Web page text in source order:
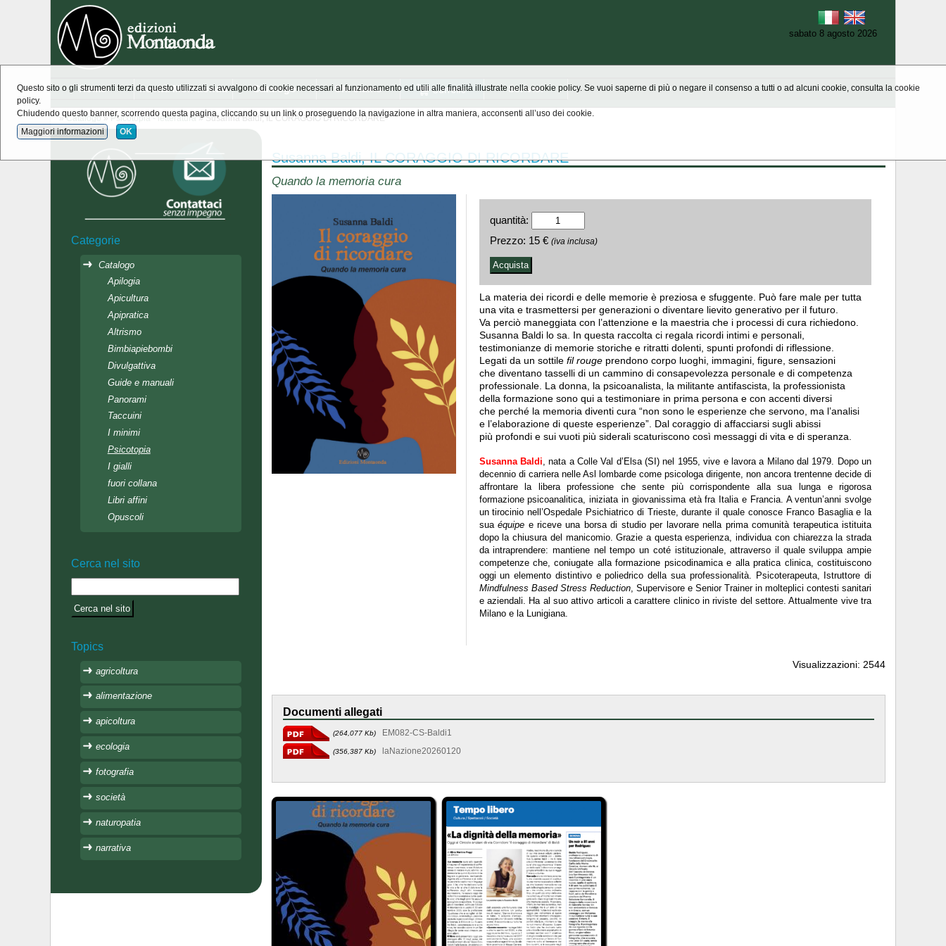
sabato 8 agosto 2026
Home novità Montaonda Catalogo Chi siamo Scrivici
»Catalogo »Psicotopia - letteratura » Susanna Baldi, IL CORAGGIO DI RICORDARE
Susanna Baldi, IL CORAGGIO DI RICORDARE
Quando la memoria cura
quantità:
Prezzo: 15 € (iva inclusa)
La materia dei ricordi e delle memorie è preziosa e sfuggente. Può fare male per tutta
una vita e trasmettersi per generazioni o diventare lievito generativo per il futuro.
Va perciò maneggiata con l’attenzione e la maestria che i processi di cura richiedono.
Susanna Baldi lo sa. In questa raccolta ci regala ricordi intimi e personali,
testimonianze di memorie storiche e ritratti dolenti, spunti profondi di riflessione.
Legati da un sottile fil rougeprendono corpo luoghi, immagini, figure, sensazioni
che diventano tasselli di un cammino di consapevolezza personale e di competenza
professionale. La donna, la psicoanalista, la militante antifascista, la professionista
della formazione sono qui a testimoniare in prima persona e con accenti diversi
che perché la memoria diventi cura “non sono le esperienze che servono, ma l’analisi
e l’elaborazione di queste esperienze”. Dal coraggio di affacciarsi sugli abissi
più profondi e sui vuoti più siderali scaturiscono così messaggi di vita e di speranza.
Susanna Baldi , nata a Colle Val d’Elsa (SI) nel 1955, vive e lavora a Milano dal 1979. Dopo un
decennio di carriera nelle Asl lombarde come psicologa dirigente, non ancora trentenne decide di
affrontare la libera professione che sente più corrispondente alla sua lunga e rigorosa
formazione psicoanalitica, iniziata in giovanissima età fra Italia e Francia. A ventun’anni svolge
un tirocinio nell’Ospedale Psichiatrico di Trieste, durante il quale conosce Franco Basaglia e la
suaéquipe e riceve una borsa di studio per lavorare nella prima comunità terapeutica istituita
dopo la chiusura del manicomio. Grazie a questa esperienza, individua con chiarezza la strada
da intraprendere: mantiene nel tempo un coté istituzionale, attraverso il quale sviluppa ampie
competenze che, coniugate alla formazione psicodinamica e alla pratica clinica, costituiscono
oggi un elemento distintivo e poliedrico della sua professionalità. Psicoterapeuta, Istruttore di
Mindfulness Based Stress Reduction, Supervisore e Senior Trainer in molteplici contesti sanitari
e aziendali. Ha al suo attivo articoli a carattere clinico in riviste del settore. Attualmente vive tra
Milano e la Lunigiana.
Visualizzazioni: 2544
Documenti allegati
(264,077 Kb) EM082-CS-Baldi1
(356,387 Kb) laNazione20260120
Categorie
Catalogo
Apilogia
Apicultura
Apipratica
Altrismo
Bimbiapiebombi
Divulgattiva
Guide e manuali
Panorami
Taccuini
I minimi
Psicotopia
I gialli
fuori collana
Libri affini
Opuscoli
Cerca nel sito
Topics
agricoltura
alimentazione
apicoltura
ecologia
fotografia
società
naturopatia
narrativa
Questo sito o gli strumenti terzi da questo utilizzati si avvalgono di cookie necessari al funzionamento ed utili alle finalità illustrate nella cookie policy. Se vuoi saperne di più o negare il consenso a tutti o ad alcuni cookie, consulta la cookie
policy.
Chiudendo questo banner, scorrendo questa pagina, cliccando su un link o proseguendo la navigazione in altra maniera, acconsenti all’uso dei cookie.
Maggiori informazioni OK